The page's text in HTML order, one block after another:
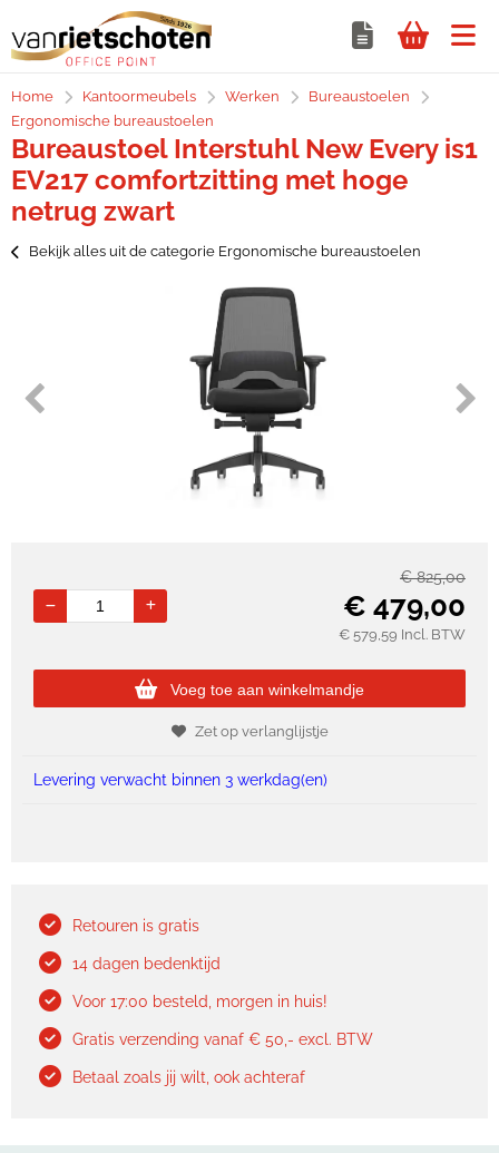
Home Kantoormeubels Werken
Bureaustoelen
Ergonomische bureaustoelen
Bureaustoel Interstuhl New Every is1
EV217 comfortzitting met hoge
netrug zwart
Bekijk alles uit de categorie Ergonomische bureaustoelen
€825,00
€ 479,00
€ 579,59 Incl. BTW
Voeg toe aan winkelmandje
Zet op verlanglijstje
Levering verwacht binnen 3 werkdag(en)
Retouren is gratis
14 dagen bedenktijd
Voor 17:00 besteld, morgen in huis!
Gratis verzending vanaf € 50,- excl. BTW
Betaal zoals jij wilt, ook achteraf